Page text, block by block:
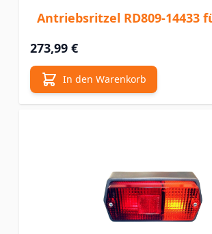
Antriebsritzel RD809-14433
273,99 €
In den Warenkorb